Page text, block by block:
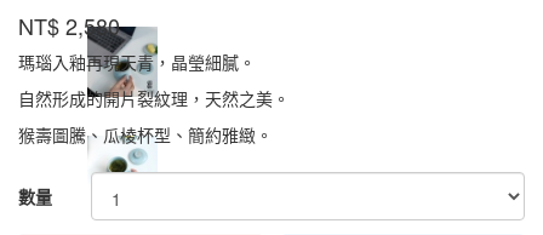
商品代號 XSGB001RY
XSGB001RY
品牌
寶
NT$2,580
瑪瑙入釉再現天青，晶瑩細膩。
自然形成的開片裂紋理，天然之美。
猴壽圖騰、瓜棱杯型、簡約雅緻。
GOODS000000000000000306101
數量